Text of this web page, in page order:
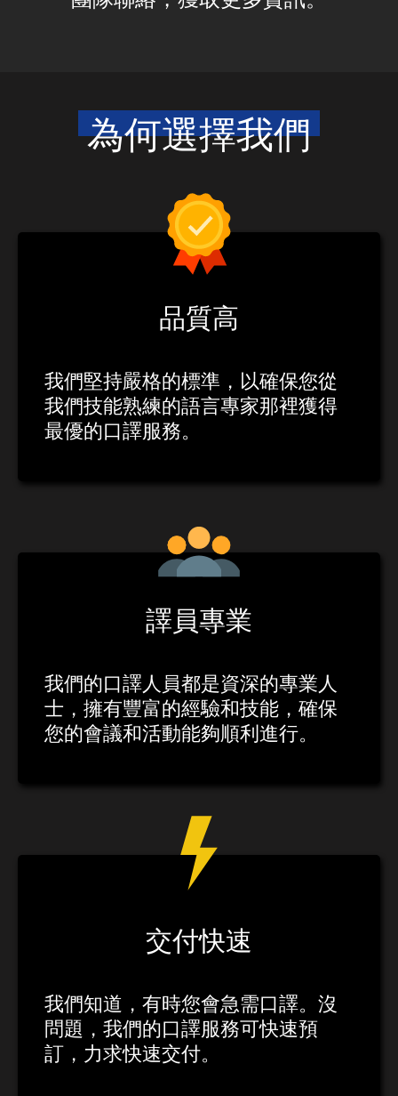
為何選擇我們
品質高
我們堅持嚴格的標準，以確保您從
我們技能熟練的語言專家那裡獲得
最優的口譯服務。
譯員專業
我們的口譯人員都是資深的專業人
士，擁有豐富的經驗和技能，確保
您的會議和活動能夠順利進行。
交付快速
我們知道，有時您會急需口譯。沒
問題，我們的口譯服務可快速預
訂，力求快速交付。